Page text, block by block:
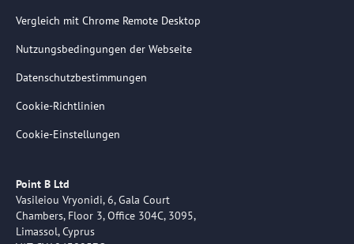
Vergleich mit Chrome Remote Desktop
Nutzungsbedingungen der Webseite
Datenschutzbestimmungen
Cookie-Richtlinien
Cookie-Einstellungen
Point B Ltd
Vasileiou Vryonidi, 6, Gala Court
Chambers, Floor 3, Office 304C, 3095,
Limassol, Cyprus